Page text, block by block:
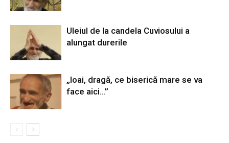
Uleiul de la candela Cuviosului a
alungat durerile
„Ioai, dragă, ce biserică mare se va
face aici…”